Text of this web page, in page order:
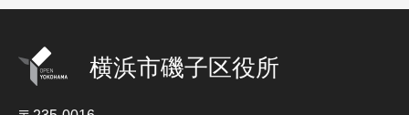
横浜市磯子区役所